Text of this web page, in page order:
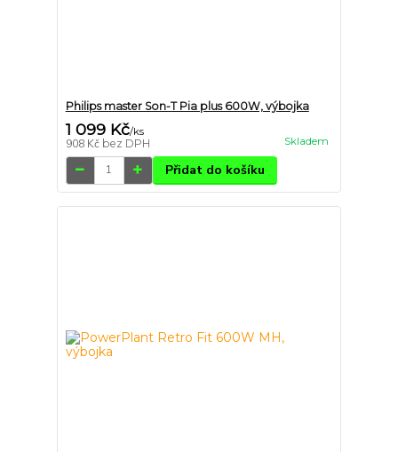
Philips master Son-T Pia plus 600W, výbojka
1 099 Kč/ks
908 Kč bez DPH Skladem
Přidat do košíku